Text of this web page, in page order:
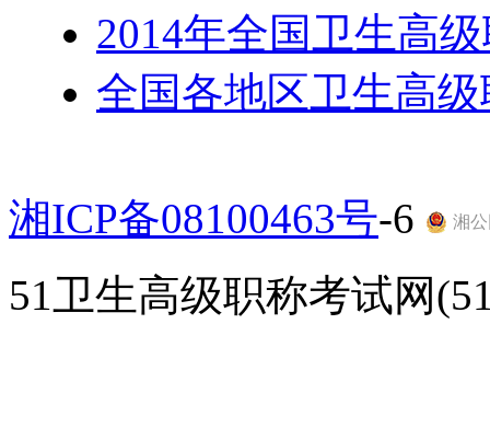
2014年全国卫生高
全国各地区卫生高
湘ICP备08100463号-6 湘公
51卫生高级职称考试网